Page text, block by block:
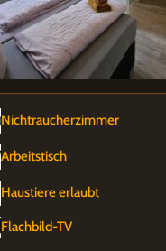
Nichtraucherzimmer
Arbeitstisch
Haustiere erlaubt
Flachbild-TV